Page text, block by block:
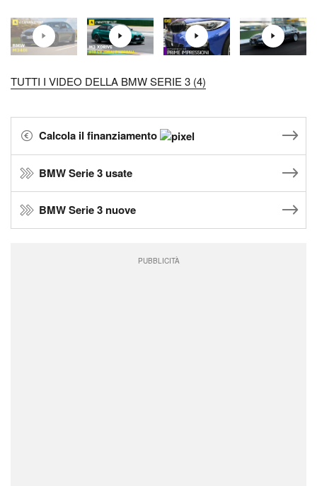
TUTTI I VIDEO DELLA BMW SERIE 3 (4)
Calcola il finanziamento
BMW Serie 3 usate
BMW Serie 3 nuove
PUBBLICITÀ